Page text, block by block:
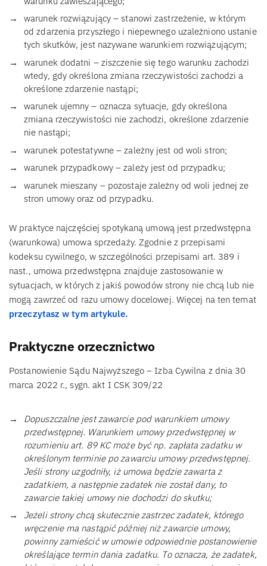
warunek rozwiązujący – stanowi zastrzeżenie, w którym
od zdarzenia przyszłego i niepewnego uzależniono ustanie
tych skutków, jest nazywane warunkiem rozwiązującym;
warunek dodatni – ziszczenie się tego warunku zachodzi
wtedy, gdy określona zmiana rzeczywistości zachodzi a
określone zdarzenie nastąpi;
warunek ujemny – oznacza sytuacje, gdy określona
zmiana rzeczywistości nie zachodzi, określone zdarzenie
nie nastąpi;
warunek potestatywne – zależny jest od woli stron;
warunek przypadkowy – zależy jest od przypadku;
warunek mieszany – pozostaje zależny od woli jednej ze
stron umowy oraz od przypadku.
W praktyce najczęściej spotykaną umową jest przedwstępna
(warunkowa) umowa sprzedaży. Zgodnie z przepisami
kodeksu cywilnego, w szczególności przepisami art. 389 i
nast., umowa przedwstępna znajduje zastosowanie w
sytuacjach, w których z jakiś powodów strony nie chcą lub nie
mogą zawrzeć od razu umowy docelowej. Więcej na ten temat
przeczytasz w tym artykule.
Praktyczne orzecznictwo
Postanowienie Sądu Najwyższego – Izba Cywilna z dnia 30
marca 2022 r., sygn. akt I CSK 309/22
Dopuszczalne jest zawarcie pod warunkiem umowy
przedwstępnej. Warunkiem umowy przedwstępnej w
rozumieniu art. 89 KC może być np. zapłata zadatku w
określonym terminie po zawarciu umowy przedwstępnej.
Jeśli strony uzgodniły, iż umowa będzie zawarta z
zadatkiem, a następnie zadatek nie został dany, to
zawarcie takiej umowy nie dochodzi do skutku;
Jeżeli strony chcą skutecznie zastrzec zadatek, którego
wręczenie ma nastąpić później niż zawarcie umowy,
powinny zamieścić w umowie odpowiednie postanowienie
określające termin dania zadatku. To oznacza, że zadatek,